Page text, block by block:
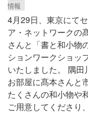
情報
4月29日、東京にて
ア・ネットワークの
さんと「書と和小物
ションワークショッ
いたしました。 隅田
お部屋に髙本さんと
たくさんの和小物や
ご用意してくださり